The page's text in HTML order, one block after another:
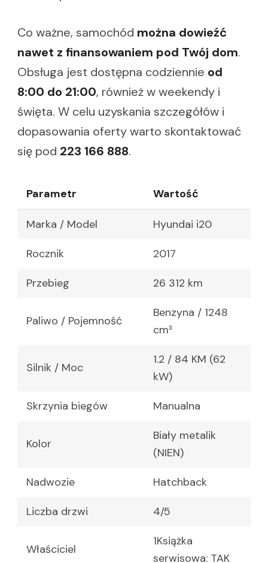
Co ważne, samochód można dowieźć
nawet z finansowaniem pod Twój dom.
Obsługa jest dostępna codziennie od
8:00 do 21:00, również w weekendy i
święta. W celu uzyskania szczegółów i
dopasowania oferty warto skontaktować
się pod 223 166 888.
Parametr Wartość
Marka / Model Hyundai i20
Rocznik 2017
Przebieg 26 312 km
Paliwo / Pojemność
Benzyna / 1248
cm³
Silnik / Moc
1.2 / 84 KM (62
kW)
Skrzynia biegów Manualna
Kolor
Biały metalik
(NIEN)
Nadwozie Hatchback
Liczba drzwi 4/5
Właściciel
1Książka
serwisowa: TAK